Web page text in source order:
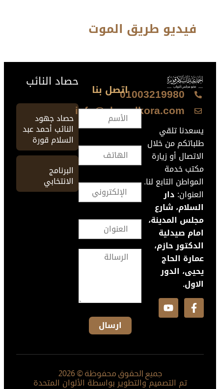
فيديو طريق الموت
01003219980
info@ahmedkora.com
يسعدنا تلقي
طلباتكم من خلال
الاتصال أو زيارة
مكتب خدمة
المواطن التابع لنا.
العنوان:دار
السلام، شارع
مجلس المدينة،
امام صيدلية
الدكتور حازم،
عمارة الحاج
يحيى، الدور
الاول.
اتصل بنا حصاد النائب
حصاد جهود
النائب أحمد عبد
السلام قورة
البرنامج
الانتخابي
جميع الحقوق محفوظة © 2026
تم التصميم والتطوير بواسطة الألوان المتحدة